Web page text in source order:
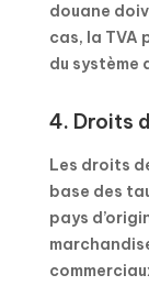
douane
cas, la TVA
du système
4. Droits
Les droits
base des
pays